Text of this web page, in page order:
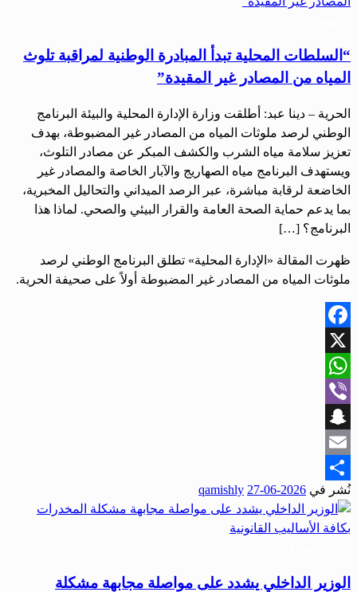
“السلطات المحلية تبدأ المبادرة الوطنية لمراقبة تلوث
المياه من المصادر غير المقيدة”
الحرية – دينا عبد: أطلقت وزارة الإدارة المحلية والبيئة البرنامج
الوطني لرصد ملوثات المياه من المصادر غير المضبوطة، بهدف
تعزيز سلامة مياه الشرب والكشف المبكر عن مصادر التلوث،
ويستهدف البرنامج مياه الصهاريج والآبار الخاصة والمصادر غير
الخاضعة لرقابة مباشرة، عبر الرصد الميداني والتحاليل المخبرية،
بما يدعم حماية الصحة العامة والقرار البيئي والصحي. لماذا هذا
البرنامج؟ […]
ظهرت المقالة «الإدارة المحلية» تطلق البرنامج الوطني لرصد
ملوثات المياه من المصادر غير المضبوطة أولاً على صحيفة الحرية.
Facebook
X
WhatsApp
Viber
Snapchat
Email
Share
نُشر في 2026-06-27
qamishly
الوزير الداخلي يشدد على مواصلة مجابهة مشكلة